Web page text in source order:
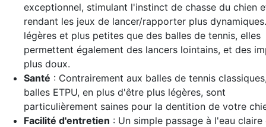
exceptionnel, stimulant l'instinct de chasse du chien
rendant les jeux de lancer/rapporter plus
légères et plus petites que des balles de tennis, elles
permettent également des lancers lointains, et des
plus doux.
Santé : Contrairement aux balles de tennis
balles ETPU, en plus d'être plus légères, sont
particulièrement saines pour la dentition de votre
Facilité d'entretien : Un simple passage à l'eau claire